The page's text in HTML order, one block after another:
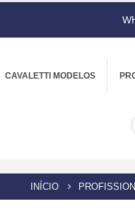
CAVALETTI MODELOS
INÍCIO